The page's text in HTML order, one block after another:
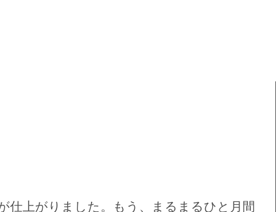
仕上がりました。もう、まるまるひと月間